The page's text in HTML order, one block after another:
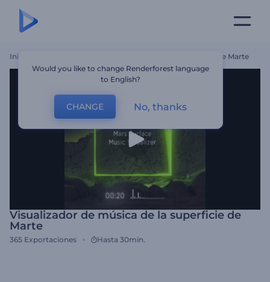
Inicio Visualizador De Música De La Superficie De Marte
Visualizador de música de la superficie de
Marte
365 Exportaciones Hasta 30min.
Would you like to change Renderforest language
to English?
CHANGE No, thanks